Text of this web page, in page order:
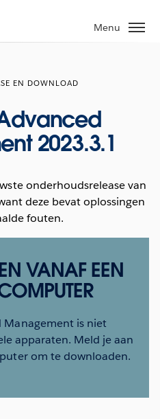
Menu
EN DOWNLOAD
2023.3.1
onderhoudsrelease van
deze bevat oplossingen
fouten.
VANAF EEN
Management is niet
apparaten. Meld je aan
om te downloaden.